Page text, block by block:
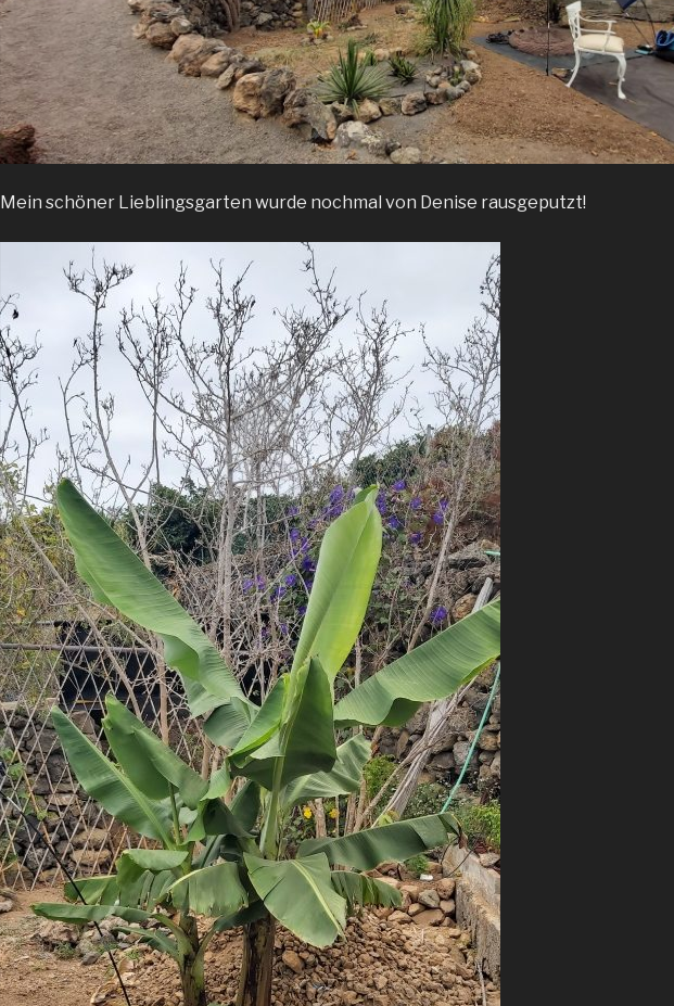
Mein schöner Lieblingsgarten wurde nochmal von Denise rausgeputzt!